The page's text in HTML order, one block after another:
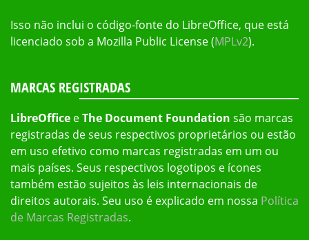
Isso não inclui o código-fonte do LibreOffice, que está
licenciado sob a Mozilla Public License (MPLv2).
MARCAS REGISTRADAS
LibreOffice eThe Document Foundation são marcas
registradas de seus respectivos proprietários ou estão
em uso efetivo como marcas registradas em um ou
mais países. Seus respectivos logotipos e ícones
também estão sujeitos às leis internacionais de
direitos autorais. Seu uso é explicado em nossa Política
de Marcas Registradas.